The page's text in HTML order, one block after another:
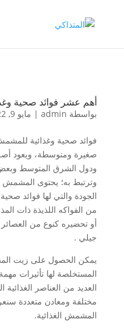
أهم عشر فوائد صحية
بواسطة admin
| مايو 9, 2022
فوائد صحية وغذائية
صغيرة ومتوسطة، ويعود
ودول الشرق المتوسط وبعض
وترتبط به؛ يحتوى المشمش
الجودة والتي لها فوائد
من الفواكه اللذيذة ذات
أو تحضيره كنوع من
جيلي .
يمكن الحصول على زيت
المستخلصة لها تأثيرات
العديد من العناصر الغذائية
مختلفة ومعادن متعددة
المشمش الغذائية.